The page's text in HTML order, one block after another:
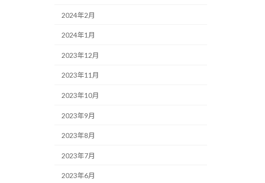
2024年2月
2024年1月
2023年12月
2023年11月
2023年10月
2023年9月
2023年8月
2023年7月
2023年6月